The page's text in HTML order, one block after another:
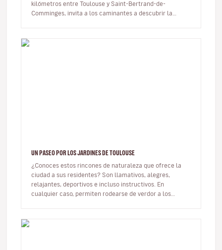
kilómetros entre Toulouse y Saint-Bertrand-de-
Comminges, invita a los caminantes a descubrir la
UN PASEO POR LOS JARDINES DE TOULOUSE
¿Conoces estos rincones de naturaleza que ofrece la
ciudad a sus residentes? Son llamativos, alegres,
relajantes, deportivos e incluso instructivos. En
cualquier caso, permiten rodearse de verdor a los